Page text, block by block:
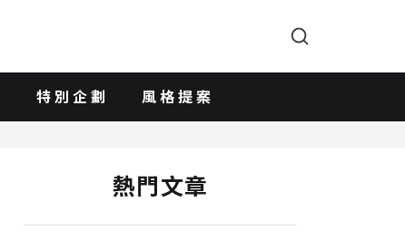
特別企劃 風格提案
熱門文章